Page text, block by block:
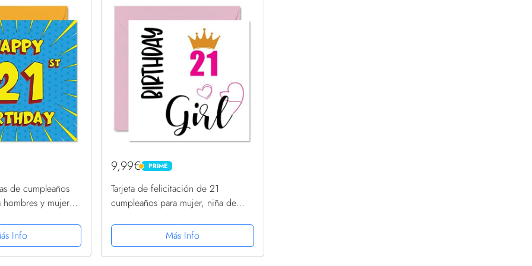
de cumpleaños
y mujeres,
mmx145 mm,
de 21...
Info
9,99€ PRIME
PRIME
Tarjeta de felicitación de 21
cumpleaños para mujer, niña de
cumpleaños para mujer de 21 años,
hija, hermana, nieta, prima,...
Más Info